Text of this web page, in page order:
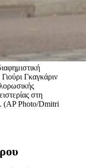
Γκαγκάριν
στη
(AP Photo/Dmitri